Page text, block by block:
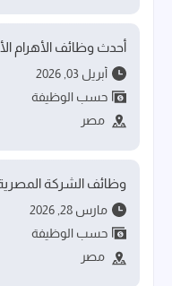
أحدث وظائف الأهرام
أبريل 03, 2026
حسب الوظيفة
مصر
وظائف الشركة المصرية
مارس 28, 2026
حسب الوظيفة
مصر